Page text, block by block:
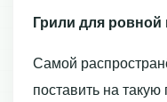
Грили для
Самой
поставить на